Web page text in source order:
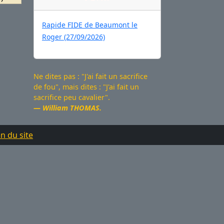
Rapide FIDE de Beaumont le
Roger (27/09/2026)
Ne dites pas : "J'ai fait un sacrifice
de fou", mais dites : "J'ai fait un
sacrifice peu cavalier".
William THOMAS.
du site